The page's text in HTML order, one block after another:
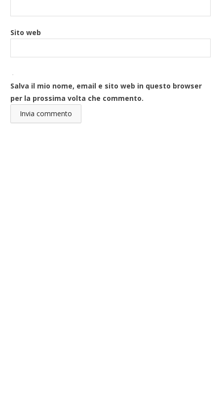
Sito web
Salva il mio nome, email e sito web in questo browser
per la prossima volta che commento.